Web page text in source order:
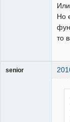
Но
то
senior